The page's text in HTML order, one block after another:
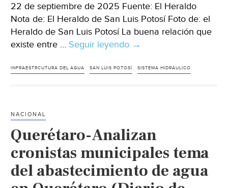
22 de septiembre de 2025 Fuente: El Heraldo
Nota de: El Heraldo de San Luis Potosí Foto de: el
Heraldo de San Luis Potosí La buena relación que
existe entre … Seguir leyendo San
Potosí-
resolver
desabasto
de
agua
(El
→
INFRAESTRCUTURA DEL AGUA SAN LUIS POTOSÍ SISTEMA HIDRÁULICO
NACIONAL
Querétaro-Analizan
cronistas municipales tema
del abastecimiento de agua